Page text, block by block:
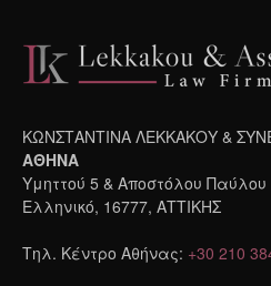
ΚΩΝΣΤΑΝΤΙΝΑ ΛΕΚΚΑΚΟΥ &
ΑΘΗΝΑ
Υμηττού 5 & Αποστόλου Παύλου
Ελληνικό, 16777, ΑΤΤΙΚΗΣ
Τηλ. Κέντρο Αθήνας: +30 210